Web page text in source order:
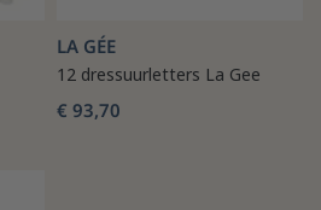
LA GÉE
12 dressuurletters La Gee
€ 93,70